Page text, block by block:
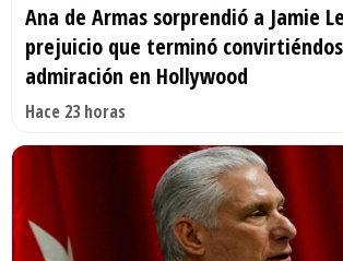
Ana de Armas sorprendió a Jamie
prejuicio que terminó
admiración en Hollywood
Hace 23 horas